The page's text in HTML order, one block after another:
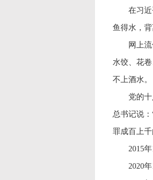
在习
鱼得水，
网上
水饺、花
不上酒水。
党的
总书记说
罪成百上
2015
2020